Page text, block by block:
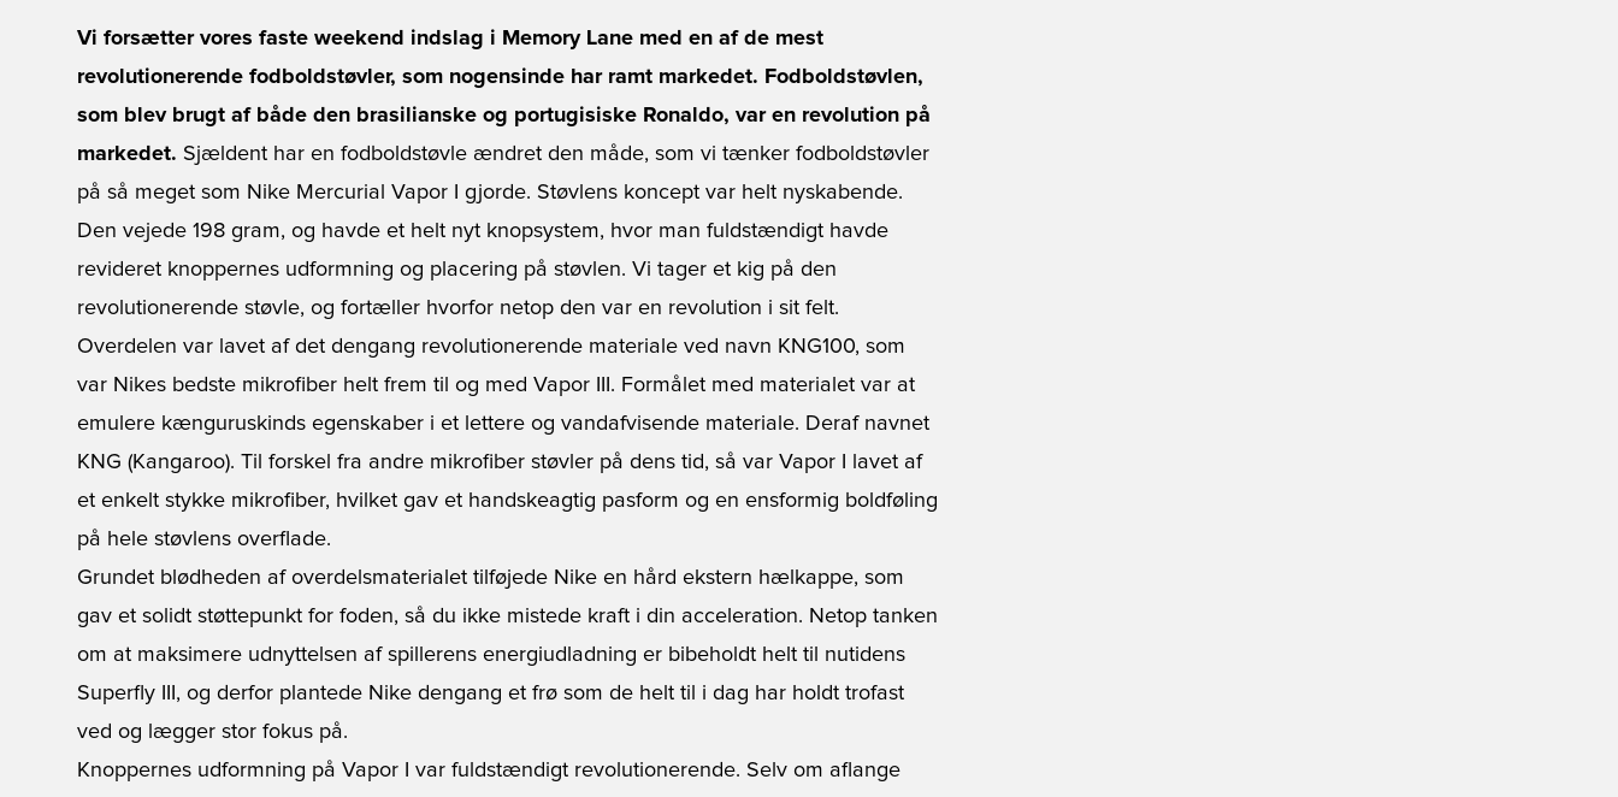
Vi forsætter vores faste weekend indslag i Memory Lane med en af de mest
revolutionerende fodboldstøvler, som nogensinde har ramt markedet. Fodboldstøvlen,
som blev brugt af både den brasilianske og portugisiske Ronaldo, var en revolution på
markedet. Sjældent har en fodboldstøvle ændret den måde, som vi tænker fodboldstøvler
på så meget som Nike Mercurial Vapor I gjorde. Støvlens koncept var helt nyskabende.
Den vejede 198 gram, og havde et helt nyt knopsystem, hvor man fuldstændigt havde
revideret knoppernes udformning og placering på støvlen. Vi tager et kig på den
revolutionerende støvle, og fortæller hvorfor netop den var en revolution i sit felt.
Overdelen var lavet af det dengang revolutionerende materiale ved navn KNG100, som
var Nikes bedste mikrofiber helt frem til og med Vapor III. Formålet med materialet var at
emulere kænguruskinds egenskaber i et lettere og vandafvisende materiale. Deraf navnet
KNG (Kangaroo). Til forskel fra andre mikrofiber støvler på dens tid, så var Vapor I lavet af
et enkelt stykke mikrofiber, hvilket gav et handskeagtig pasform og en ensformig boldføling
på hele støvlens overflade.
Grundet blødheden af overdelsmaterialet tilføjede Nike en hård ekstern hælkappe, som
gav et solidt støttepunkt for foden, så du ikke mistede kraft i din acceleration. Netop tanken
om at maksimere udnyttelsen af spillerens energiudladning er bibeholdt helt til nutidens
Superfly III, og derfor plantede Nike dengang et frø som de helt til i dag har holdt trofast
ved og lægger stor fokus på.
Knoppernes udformning på Vapor I var fuldstændigt revolutionerende. Selv om aflange